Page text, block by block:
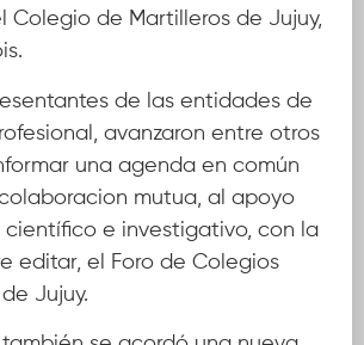
Colegio de Martilleros de Jujuy,
de las entidades de
avanzaron entre otros
una agenda en común
mutua, al apoyo
científico e investigativo, con la
editar, el Foro de Colegios
Jujuy.